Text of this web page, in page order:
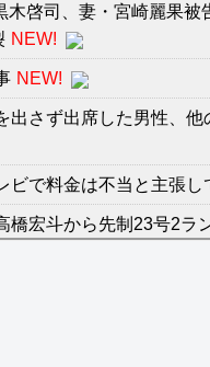
木啓司、妻・宮崎麗果
NEW!
NEW!
出さず出席した男性、
ビで料金は不当と主張
橋宏斗から先制23号2